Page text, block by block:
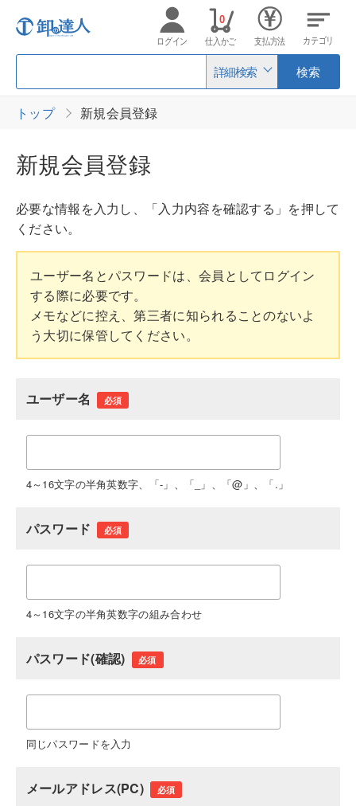
詳細検索 検索
ログイン 仕入かご
0
支払方法 カテゴリ
トップ 新規会員登録
新規会員登録
必要な情報を入力し、「入力内容を確認する」を押して
ください。
ユーザー名とパスワードは、会員としてログイン
する際に必要です。
メモなどに控え、第三者に知られることのないよ
う大切に保管してください。
ユーザー名 必須
4～16文字の半角英数字、「-」、「_」、「@」、「.」
パスワード 必須
4～16文字の半角英数字の組み合わせ
パスワード(確認) 必須
同じパスワードを入力
メールアドレス(PC) 必須